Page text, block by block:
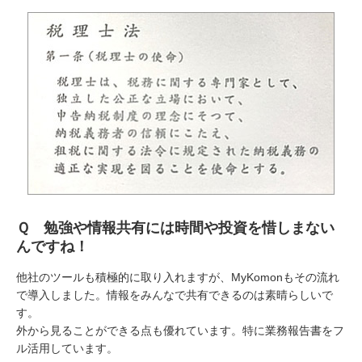
Ｑ 勉強や情報共有には時間や投資を惜しまない
んですね！
他社のツールも積極的に取り入れますが、MyKomonもその流れ
で導入しました。情報をみんなで共有できるのは素晴らしいで
す。
外から見ることができる点も優れています。特に業務報告書をフ
ル活用しています。